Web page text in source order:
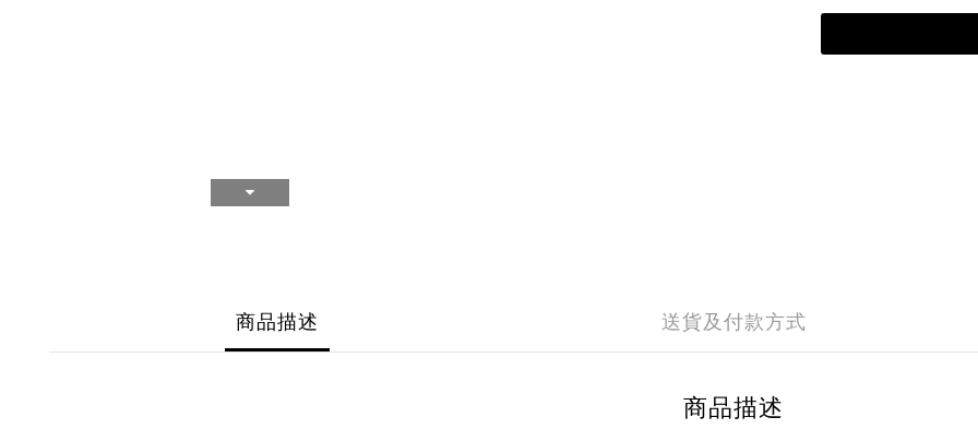
商品描述 送貨及付款方式
商品描述